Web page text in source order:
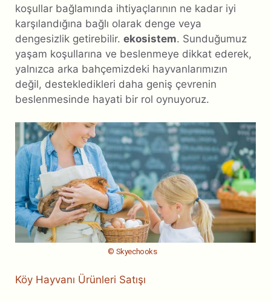
koşullar bağlamında ihtiyaçlarının ne kadar iyi
karşılandığına bağlı olarak denge veya
dengesizlik getirebilir. ekosistem. Sunduğumuz
yaşam koşullarına ve beslenmeye dikkat ederek,
yalnızca arka bahçemizdeki hayvanlarımızın
değil, destekledikleri daha geniş çevrenin
beslenmesinde hayati bir rol oynuyoruz.
© Skyechooks
Köy Hayvanı Ürünleri Satışı